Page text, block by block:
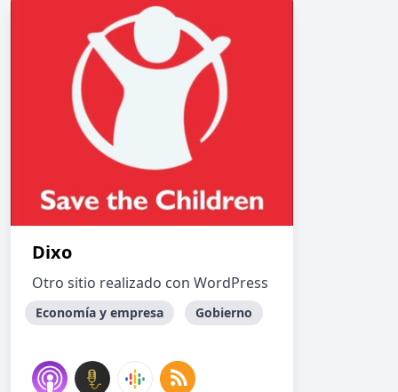
Dixo
Otro sitio realizado con WordPress
Economía y empresa Gobierno